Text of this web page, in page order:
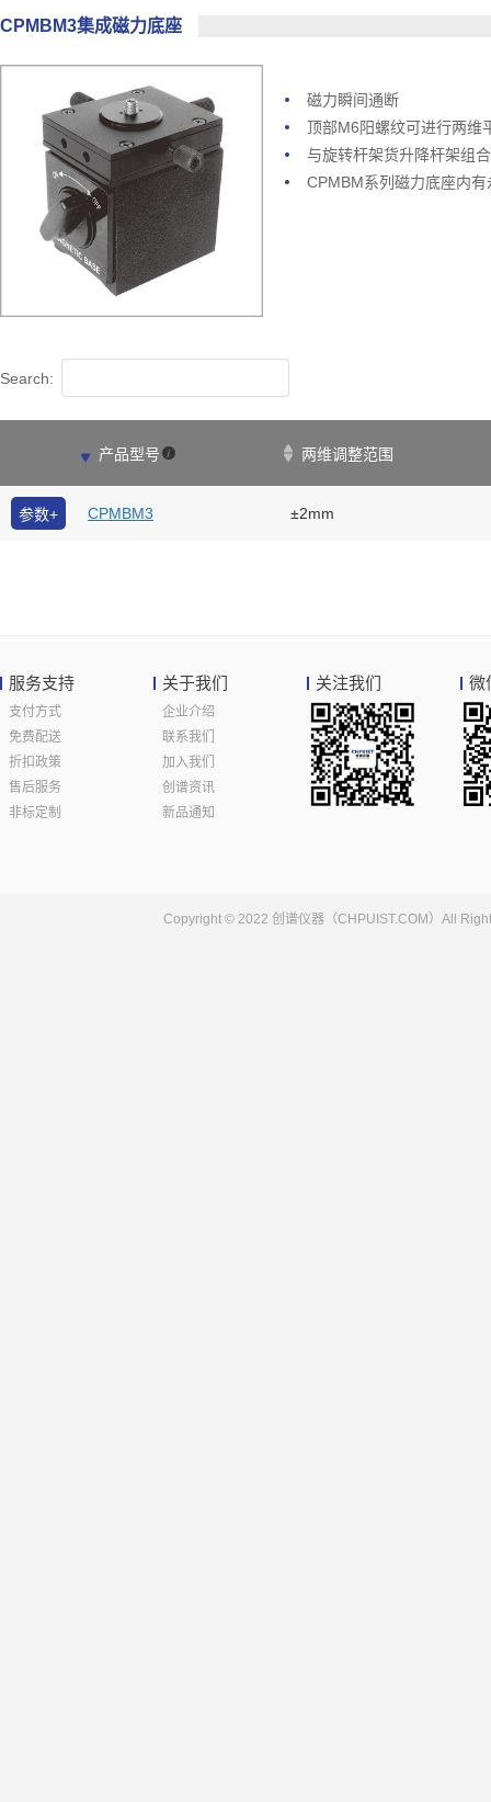
CPMBM3集成磁力底座
磁力瞬间通断
顶部M6阳螺纹可进行两维
与旋转杆架货升降杆架组
CPMBM系列磁力底座内
Search:
产品型号 两维调整范围
参数+ CPMBM3 ±2mm
服务支持
支付方式
免费配送
折扣政策
售后服务
非标定制
关于我们
企业介绍
联系我们
加入我们
创谱资讯
新品通知
关注我们 微
Copyright © 2022 创谱仪器（CHPUIST.COM）All